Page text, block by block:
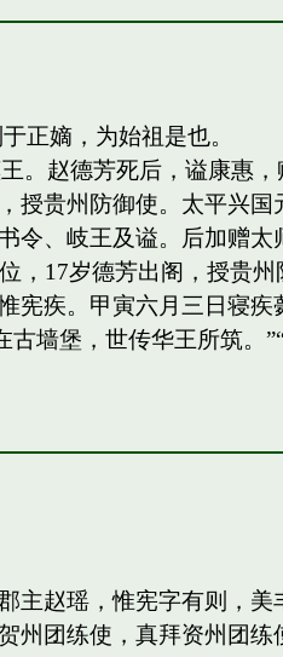
正嫡，为始祖是也。
。赵德芳死后，谥康惠
贵州防御使。太平兴
、岐王及谥。后加赠
，17岁德芳出阁，授贵
疾。甲寅六月三日寝
墙堡，世传华王所筑。
主赵瑶，惟宪字有则，
州团练使，真拜资州团